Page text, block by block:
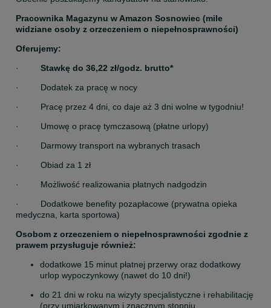
Pracownika Magazynu w Amazon Sosnowiec (mile
widziane osoby z orzeczeniem o niepełnosprawności)
Oferujemy:
· Stawkę do 36,22 zł/godz. brutto*
·         Dodatek za pracę w nocy
·         Pracę przez 4 dni, co daje aż 3 dni wolne w tygodniu!
·         Umowę o pracę tymczasową (płatne urlopy)
·         Darmowy transport na wybranych trasach
·         Obiad za 1 zł
·         Możliwość realizowania płatnych nadgodzin
·         Dodatkowe benefity pozapłacowe (prywatna opieka
medyczna, karta sportowa)
Osobom z orzeczeniem o niepełnosprawności zgodnie z
prawem przysługuje również:
dodatkowe 15 minut płatnej przerwy oraz dodatkowy
urlop wypoczynkowy (nawet do 10 dni!)
do 21 dni w roku na wizyty specjalistyczne i rehabilitację
(przy umiarkowanym i znacznym stopniu